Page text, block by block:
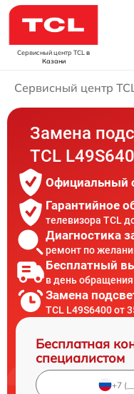
Сервисный центр TCL в
Казани
Сервисный центр
Замена
TCL
Официальный
Гарантийное
телевизора TCL
Диагностика
ремонт по
Бесплатный
в день обращения
Замена
TCL L49S6400 от
Бесплатная
специалистом